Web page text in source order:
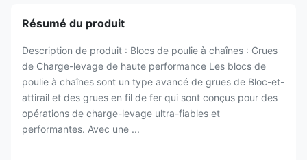
Résumé du produit
Description de produit : Blocs de poulie à chaînes : Grues
de Charge-levage de haute performance Les blocs de
poulie à chaînes sont un type avancé de grues de Bloc-et-
attirail et des grues en fil de fer qui sont conçus pour des
opérations de charge-levage ultra-fiables et
performantes. Avec une ...